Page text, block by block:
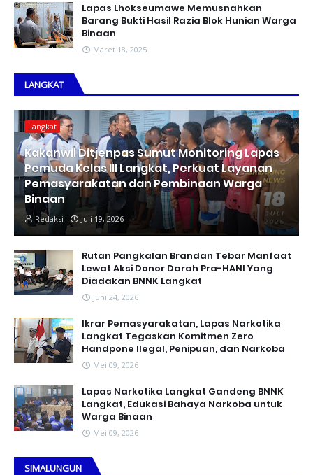
Lapas Lhokseumawe Memusnahkan
Barang Bukti Hasil Razia Blok Hunian Warga
Binaan
Maret 18, 2025
LANGKAT
Langkat
Kakanwil Ditjenpas Sumut Monitoring Lapas
Pemuda Kelas III Langkat, Perkuat Layanan
Pemasyarakatan dan Pembinaan Warga
Binaan
Redaksi Juli 19, 2026
Rutan Pangkalan Brandan Tebar Manfaat
Lewat Aksi Donor Darah Pra-HANI Yang
Diadakan BNNK Langkat
Juni 24, 2026
Ikrar Pemasyarakatan, Lapas Narkotika
Langkat Tegaskan Komitmen Zero
Handpone llegal, Penipuan, dan Narkoba
Mei 09, 2026
Lapas Narkotika Langkat Gandeng BNNK
Langkat, Edukasi Bahaya Narkoba untuk
Warga Binaan
Mei 09, 2026
SIMALUNGUN